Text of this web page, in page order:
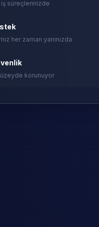
süreçlerinizde
her zaman yanınızda
korunuyor